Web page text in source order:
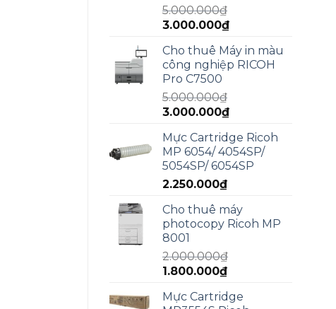
5.000.000₫
Giá
là:
5.000.000₫.
3.000.000₫Giá
tại
là:
Cho thuê Máy in màu
công nghiệp RICOH
Pro C7500
5.000.000₫
Giá
là:
5.000.000₫.
3.000.000₫Giá
tại
là:
3.000.000₫.
Mực Cartridge Ricoh
MP 6054/ 4054SP/
5054SP/ 6054SP
2.250.000₫
Cho thuê máy
photocopy Ricoh MP
8001
2.000.000₫
Giá
là:
1.800.000₫Giá
tại
Mực Cartridge